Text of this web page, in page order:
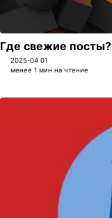
Где свежие посты?
2025-04 01
менее 1 мин на чтение